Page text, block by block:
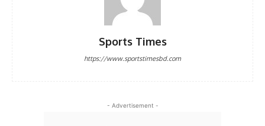
Sports Times
https://www.sportstimesbd.com
- Advertisement -